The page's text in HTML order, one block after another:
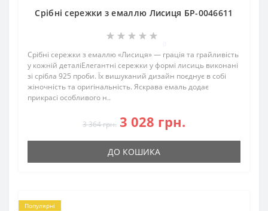
Срібні сережки з емаллю Лисиця БР-0046611
Срібні сережки з емаллю «Лисиця» — грація та грайливість
у кожній деталіЕлегантні сережки у формі лисиць виконані
зі срібла 925 проби. Їх вишуканий дизайн поєднує в собі
жіночність та оригінальність. Яскрава емаль додає
прикрасі особливого н..
3 364 грн. 3 028 грн.
ДО КОШИКА
Популярні